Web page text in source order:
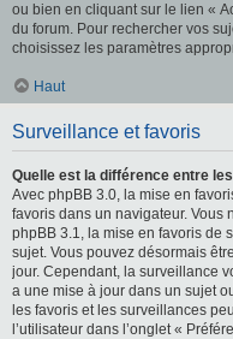
ou bien en cliquant sur le lien «
du forum. Pour rechercher vos
choisissez les paramètres
Haut
Surveillance et favoris
Quelle est la différence entre
Avec phpBB 3.0, la mise en
favoris dans un navigateur. Vous
phpBB 3.1, la mise en favoris de
sujet. Vous pouvez désormais
jour. Cependant, la surveillance
a une mise à jour dans un sujet
les favoris et les surveillances
l’utilisateur dans l’onglet «